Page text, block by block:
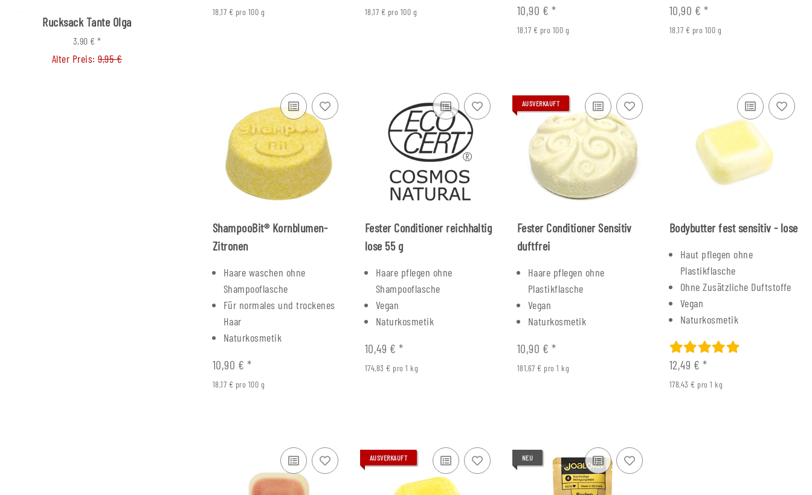
18,17 € pro 100 g 18,17 € pro 100 g 10,90 € *
18,17 € pro 100 g
10,90 € *
18,17 € pro 100 g
ShampooBit® Kornblumen-
Zitronen
Haare waschen ohne
Shampooflasche
Für normales und trockenes
Haar
Naturkosmetik
10,90 € *
18,17 € pro 100 g
Fester Conditioner reichhaltig
lose 55 g
Haare pflegen ohne
Shampooflasche
Vegan
Naturkosmetik
10,49 € *
174,83 € pro 1 kg
AUSVERKAUFT
Fester Conditioner Sensitiv
duftfrei
Haare pflegen ohne
Plastikflasche
Vegan
Naturkosmetik
10,90 € *
181,67 € pro 1 kg
Bodybutter fest sensitiv - lose
Haut pflegen ohne
Plastikflasche
Ohne Zusätzliche Duftstoffe
Vegan
Naturkosmetik
12,49 € *
178,43 € pro 1 kg
AUSVERKAUFT NEU
Rucksack Tante Olga
3,90 € *
Alter Preis:9,95 €
Mehrwegpatrone Füller
Rucksack Tante Olga
Kolbenkonverter K5